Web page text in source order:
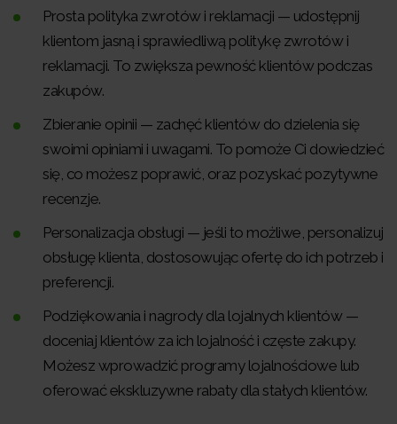
Prosta polityka zwrotów i reklamacji — udostępnij
klientom jasną i sprawiedliwą politykę zwrotów i
reklamacji. To zwiększa pewność klientów podczas
zakupów.
Zbieranie opinii — zachęć klientów do dzielenia się
swoimi opiniami i uwagami. To pomoże Ci dowiedzieć
się, co możesz poprawić, oraz pozyskać pozytywne
recenzje.
Personalizacja obsługi — jeśli to możliwe, personalizuj
obsługę klienta, dostosowując ofertę do ich potrzeb i
preferencji.
Podziękowania i nagrody dla lojalnych klientów —
doceniaj klientów za ich lojalność i częste zakupy.
Możesz wprowadzić programy lojalnościowe lub
oferować ekskluzywne rabaty dla stałych klientów.